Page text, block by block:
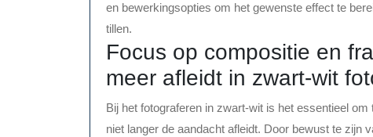
en bewerkingsopties om het gewenste effect te
tillen.
Focus op compositie en
meer afleidt in zwart-wit
Bij het fotograferen in zwart-wit is het essentieel
niet langer de aandacht afleidt. Door bewust te zijn